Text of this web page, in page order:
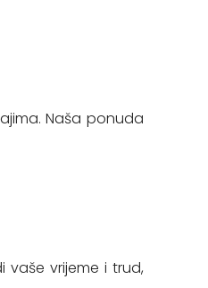
Naša ponuda
vrijeme i trud,